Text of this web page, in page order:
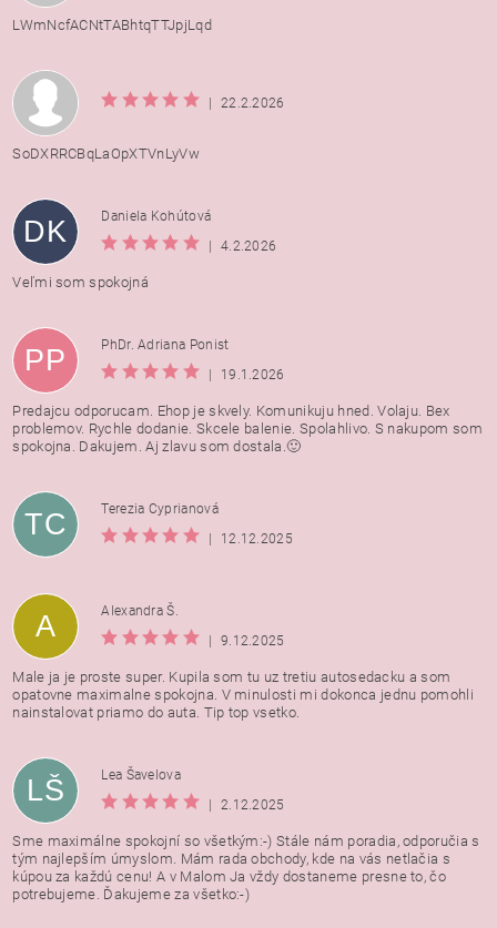
LWmNcfACNtTABhtqTTJpjLqd
| 22.2.2026
SoDXRRCBqLaOpXTVnLyVw
DK
Daniela Kohútová
|
4.2.2026
Veľmi som spokojná
PP
PhDr. Adriana Ponist
|
19.1.2026
Predajcu odporucam. Ehop je skvely. Komunikuju hned. Volaju. Bex
problemov. Rychle dodanie. Skcele balenie. Spolahlivo. S nakupom som
spokojna. Dakujem. Aj zlavu som dostala.🙂
TC
Terezia Cyprianová
|
12.12.2025
A
Alexandra Š.
|
9.12.2025
Male ja je proste super. Kupila som tu uz tretiu autosedacku a som
opatovne maximalne spokojna. V minulosti mi dokonca jednu pomohli
nainstalovat priamo do auta. Tip top vsetko.
LŠ
Lea Šavelova
|
2.12.2025
Sme maximálne spokojní so všetkým:-) Stále nám poradia, odporučia s
tým najlepším úmyslom. Mám rada obchody, kde na vás netlačia s
kúpou za každú cenu! A v Malom Ja vždy dostaneme presne to, čo
potrebujeme. Ďakujeme za všetko:-)